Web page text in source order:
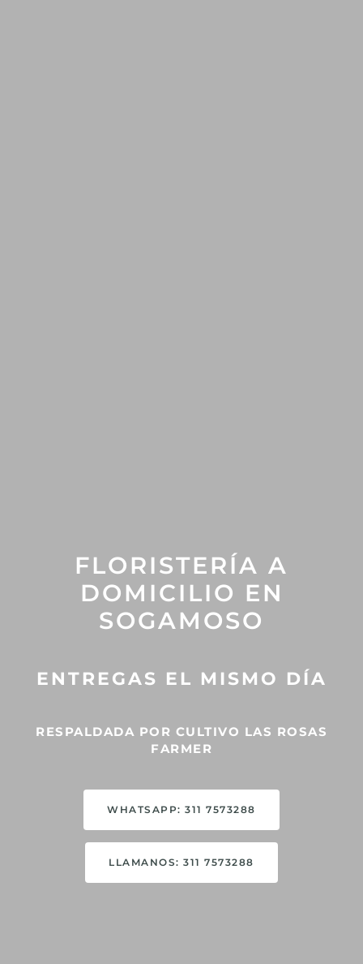
FLORISTERÍA A
DOMICILIO EN
SOGAMOSO
ENTREGAS EL MISMO DÍA
RESPALDADA POR CULTIVO LAS ROSAS
FARMER
WHATSAPP: 311 7573288
LLAMANOS: 311 7573288